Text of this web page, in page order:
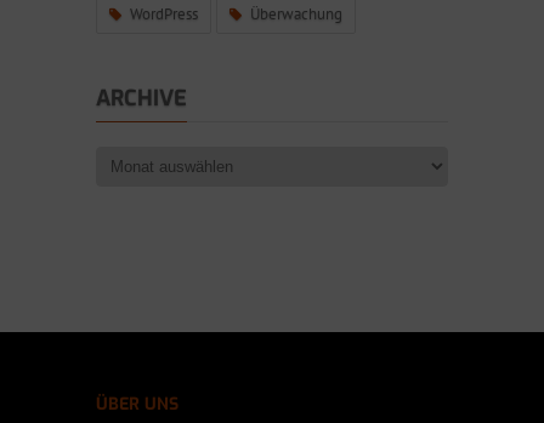
WordPress Überwachung
ARCHIVE
ÜBER UNS